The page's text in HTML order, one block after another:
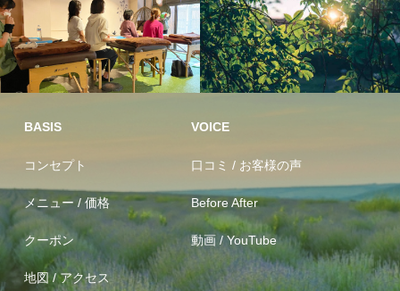
プロ向けセ
洞峰公園
BASIS
コンセプト
メニュー / 価格
クーポン
地図 / アクセス
VOICE
口コミ / お客様の声
Before After
動画 / YouTube